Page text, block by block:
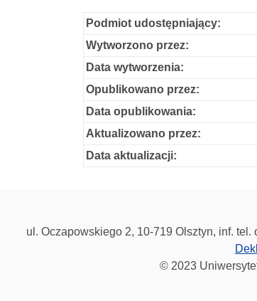
Podmiot udostępniający:
Wytworzono przez:
Data wytworzenia:
Opublikowano przez:
Data opublikowania:
Aktualizowano przez:
Data aktualizacji:
ul. Oczapowskiego 2, 10-719 Olsztyn, inf.
© 2023